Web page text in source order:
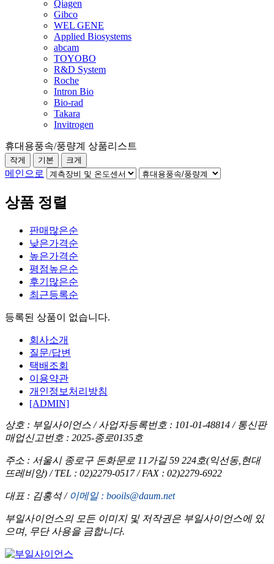
Qiagen
Gibco
WEL GENE
Applied Biosystems
abcam
TOYOBO
R&D System
Roche
Intron Bio
Bio-rad
Takara
Invitrogen
휴대용풍속/풍량계 상품리스트
작게 기본 크게
메인으로
상품 정렬
판매많은순
낮은가격순
높은가격순
평점높은순
후기많은순
최근등록순
등록된 상품이 없습니다.
회사소개
질문/답변
택배조회
이용약관
개인정보처리방침
[ADMIN]
상호 : 부일사이언스 /사업자등록번호 : 101-01-48814 / 통신판
매업신고번호 : 2025-종로0135호
주소 : 서울시 종로구 돈화문로 11가길 59 224호(익선동,현대
뜨레비앙) /TEL : 02)2279-0517 /FAX : 02)2279-6922
대표 : 김홍석 / 이메일 : booils@daum.net
부일사이언스의 모든 이미지 및 저작권은 부일사이언스에 있
으며, 무단 사용을 금합니다.